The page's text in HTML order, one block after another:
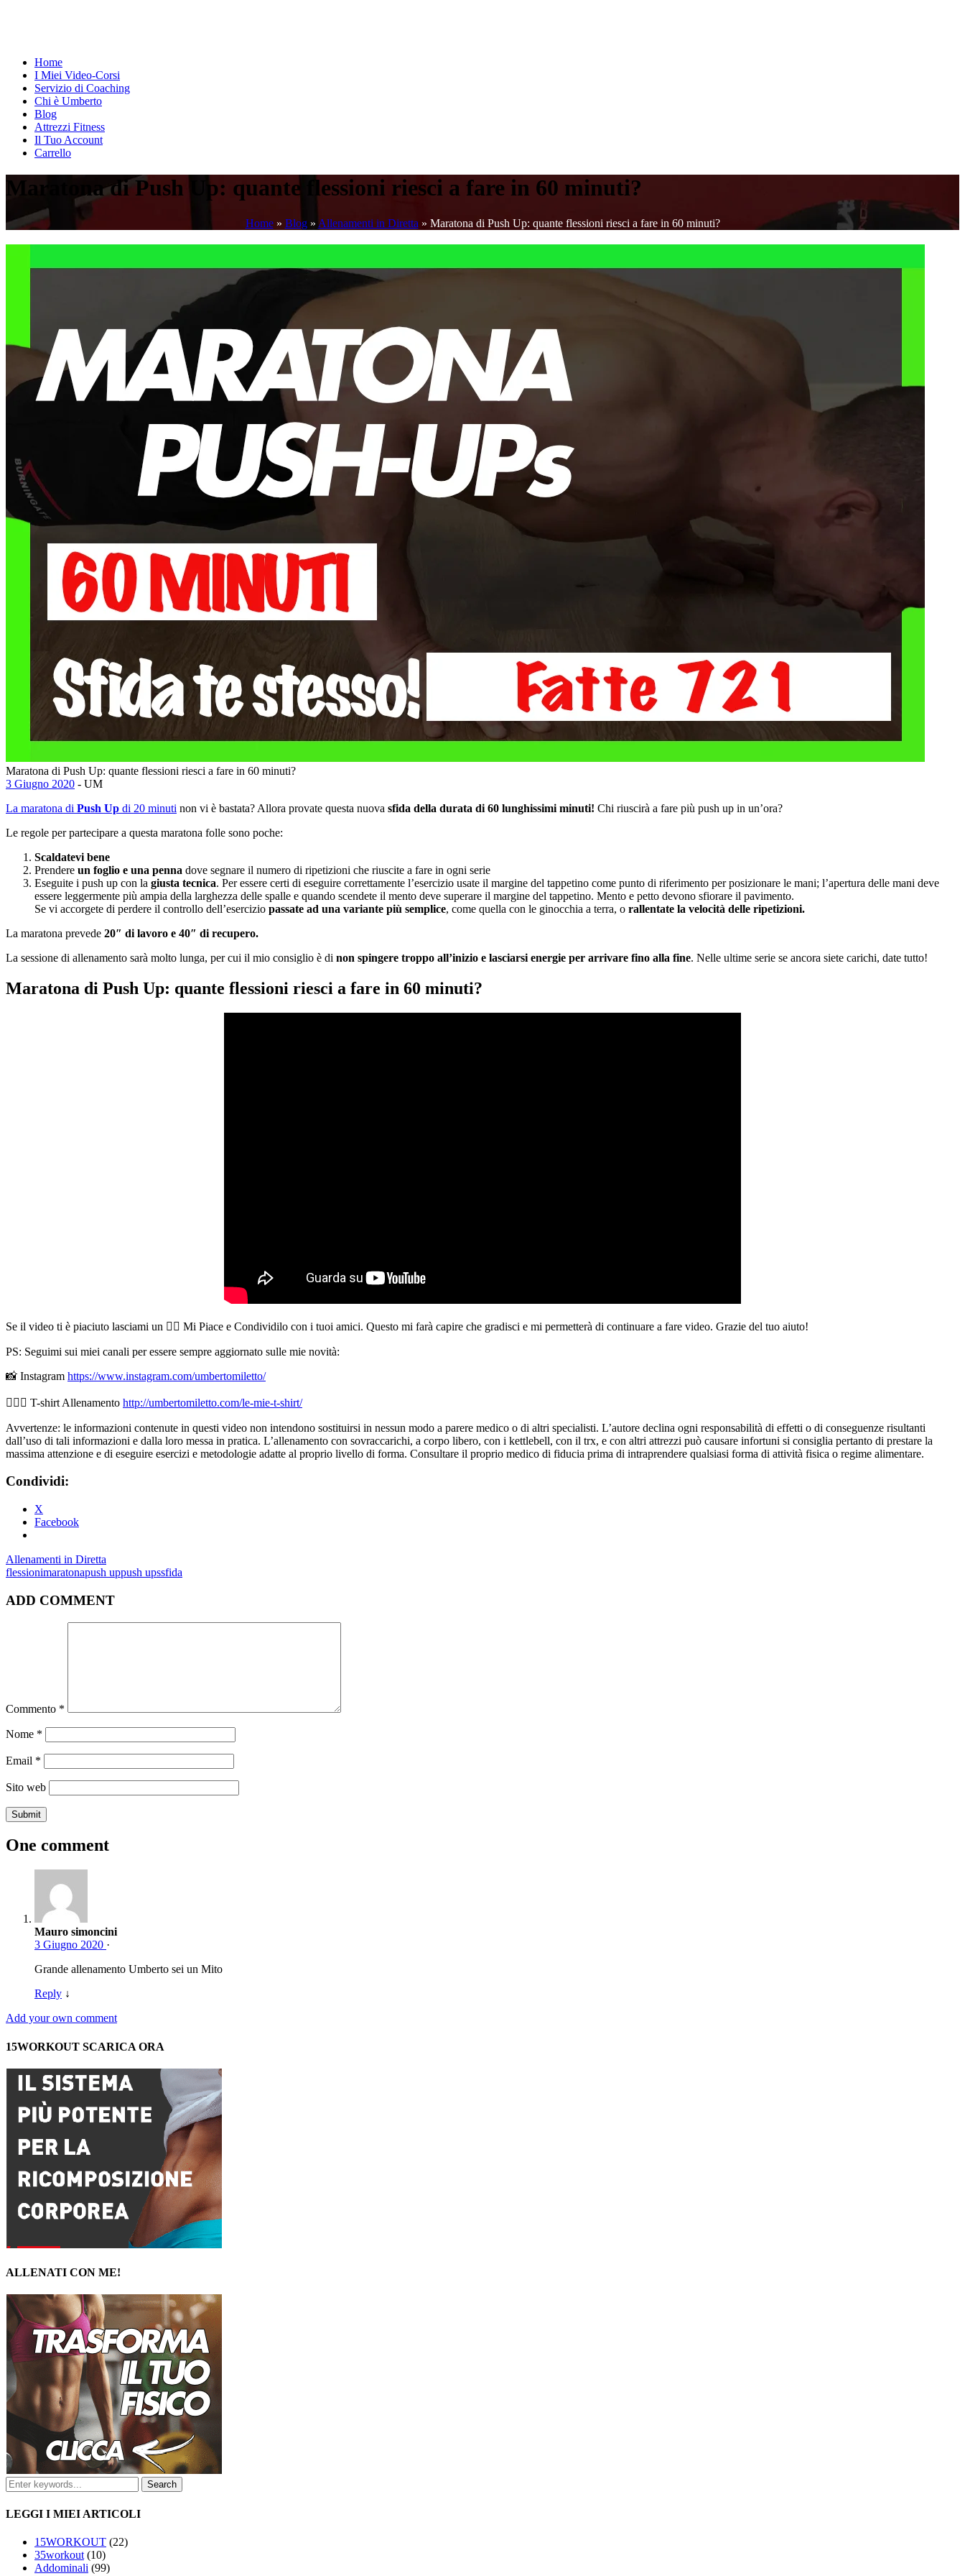
Home
I Miei Video-Corsi
Servizio di Coaching
Chi è Umberto
Blog
Attrezzi Fitness
Il Tuo Account
Carrello
Maratona di Push Up: quante flessioni riesci a fare in 60 minuti?
Home» Blog» Allenamenti in Diretta » Maratona di Push Up: quante flessioni riesci a fare in 60 minuti?
Maratona di Push Up: quante flessioni riesci a fare in 60 minuti?
3 Giugno 2020 - UM
La maratona di Push Up di 20 minuti non vi è bastata? Allora provate questa nuova sfida della durata di 60 lunghissimi minuti! Chi riuscirà a fare più push up in un’ora?
Le regole per partecipare a questa maratona folle sono poche:
Scaldatevi bene
Prendere un foglio e una penna dove segnare il numero di ripetizioni che riuscite a fare in ogni serie
Eseguite i push up con la giusta tecnica. Per essere certi di eseguire correttamente l’esercizio usate il margine del tappetino come punto di riferimento per posizionare le mani; l’apertura delle mani deve
essere leggermente più ampia della larghezza delle spalle e quando scendete il mento deve superare il margine del tappetino. Mento e petto devono sfiorare il pavimento.
Se vi accorgete di perdere il controllo dell’esercizio passate ad una variante più semplice, come quella con le ginocchia a terra, o rallentate la velocità delle ripetizioni.
La maratona prevede 20″ di lavoro e 40″ di recupero.
La sessione di allenamento sarà molto lunga, per cui il mio consiglio è di non spingere troppo all’inizio e lasciarsi energie per arrivare fino alla fine. Nelle ultime serie se ancora siete carichi, date tutto!
Maratona di Push Up: quante flessioni riesci a fare in 60 minuti?
Se il video ti è piaciuto lasciami un 👍🏻 Mi Piace e Condividilo con i tuoi amici. Questo mi farà capire che gradisci e mi permetterà di continuare a fare video. Grazie del tuo aiuto!
PS: Seguimi sui miei canali per essere sempre aggiornato sulle mie novità:
📸 Instagram https://www.instagram.com/umbertomiletto/
🏋🏻‍♂️ T-shirt Allenamento http://umbertomiletto.com/le-mie-t-shirt/
Avvertenze: le informazioni contenute in questi video non intendono sostituirsi in nessun modo a parere medico o di altri specialisti. L’autore declina ogni responsabilità di effetti o di conseguenze risultanti
dall’uso di tali informazioni e dalla loro messa in pratica. L’allenamento con sovraccarichi, a corpo libero, con i kettlebell, con il trx, e con altri attrezzi può causare infortuni si consiglia pertanto di prestare la
massima attenzione e di eseguire esercizi e metodologie adatte al proprio livello di forma. Consultare il proprio medico di fiducia prima di intraprendere qualsiasi forma di attività fisica o regime alimentare.
Condividi:
X
Facebook
Allenamenti in Diretta
flessionimaratonapush uppush upssfida
ADD COMMENT
Commento *
Nome *
Email *
Sito web
One comment
Mauro simoncini
3 Giugno 2020 ·
Grande allenamento Umberto sei un Mito
Reply ↓
Add your own comment
15WORKOUT SCARICA ORA
ALLENATI CON ME!
LEGGI I MIEI ARTICOLI
15WORKOUT (22)
35workout (10)
Addominali (99)